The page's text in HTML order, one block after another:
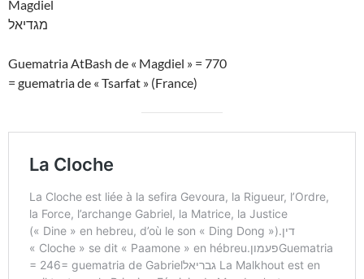
Magdiel
מגדיאל
Guematria AtBash de « Magdiel » = 770
= guematria de « Tsarfat » (France)